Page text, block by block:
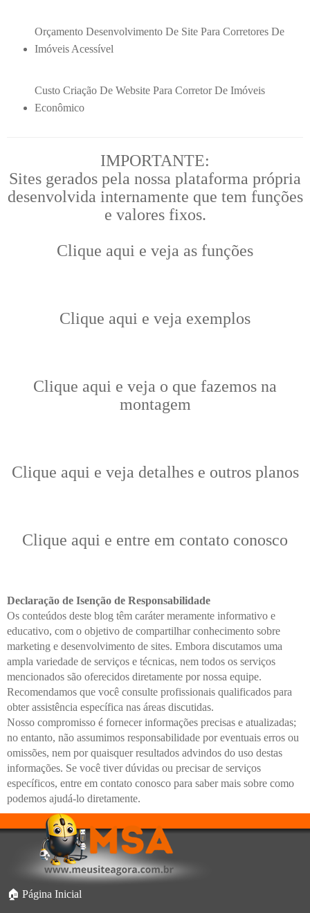
Orçamento Desenvolvimento De Site Para Corretores De
Imóveis Acessível
Custo Criação De Website Para Corretor De Imóveis
Econômico
IMPORTANTE:
Sites gerados pela nossa plataforma própria
desenvolvida internamente que tem funções
e valores fixos.
Clique aqui e veja as funções
Clique aqui e veja exemplos
Clique aqui e veja o que fazemos na
montagem
Clique aqui e veja detalhes e outros planos
Clique aqui e entre em contato conosco
Declaração de Isenção de Responsabilidade
Os conteúdos deste blog têm caráter meramente informativo e
educativo, com o objetivo de compartilhar conhecimento sobre
marketing e desenvolvimento de sites. Embora discutamos uma
ampla variedade de serviços e técnicas, nem todos os serviços
mencionados são oferecidos diretamente por nossa equipe.
Recomendamos que você consulte profissionais qualificados para
obter assistência específica nas áreas discutidas.
Nosso compromisso é fornecer informações precisas e atualizadas;
no entanto, não assumimos responsabilidade por eventuais erros ou
omissões, nem por quaisquer resultados advindos do uso destas
informações. Se você tiver dúvidas ou precisar de serviços
específicos, entre em contato conosco para saber mais sobre como
podemos ajudá-lo diretamente.
🏠 Página Inicial